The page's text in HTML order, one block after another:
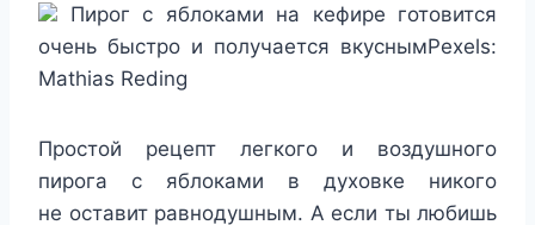
Пирог с яблоками на кефире готовится
очень быстро и получается вкуснымPexels:
Mathias Reding
Простой рецепт легкого и воздушного
пирога с яблоками в духовке никого
не оставит равнодушным. А если ты любишь